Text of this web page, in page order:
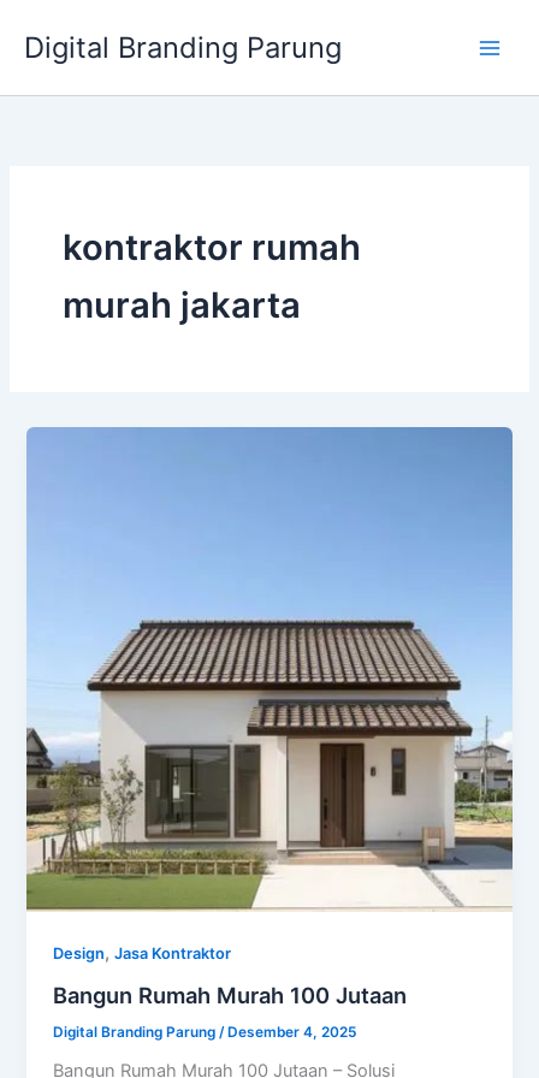
konten
Digital Branding Parung
kontraktor rumah
murah jakarta
Design,Jasa Kontraktor
Bangun Rumah Murah 100 Jutaan
Digital Branding Parung /Desember 4, 2025
Bangun Rumah Murah 100 Jutaan – Solusi